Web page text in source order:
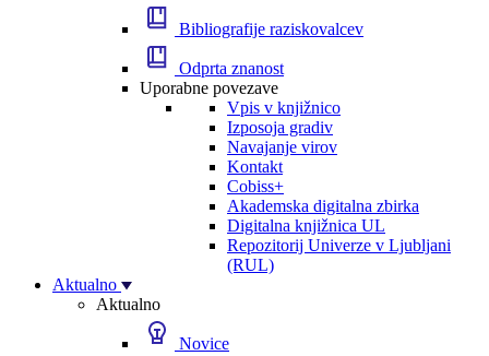
Bibliografije raziskovalcev
Odprta znanost
Uporabne povezave
Vpis v knjižnico
Izposoja gradiv
Navajanje virov
Kontakt
Cobiss+
Akademska digitalna zbirka
Digitalna knjižnica UL
Repozitorij Univerze v Ljubljani
(RUL)
Aktualno
Aktualno
Novice